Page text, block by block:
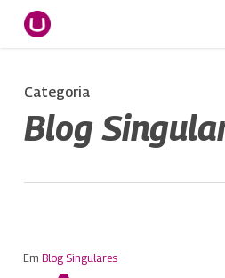
Pular
para
principal
Categoria
Blog
Em Blog Singulares